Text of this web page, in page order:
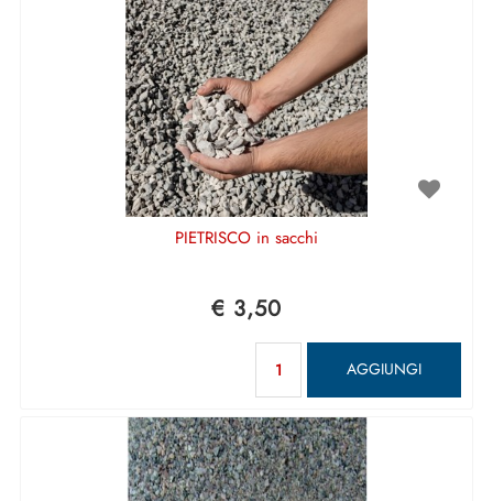
PIETRISCO in sacchi
€ 3,50
AGGIUNGI